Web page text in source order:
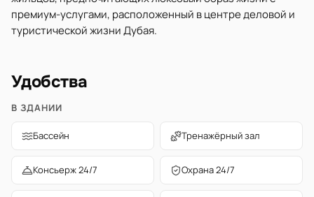
премиум-услугами, расположенный в центре деловой и
туристической жизни Дубая.
Удобства
В ЗДАНИИ
Бассейн Тренажёрный зал
Консьерж 24/7 Охрана 24/7